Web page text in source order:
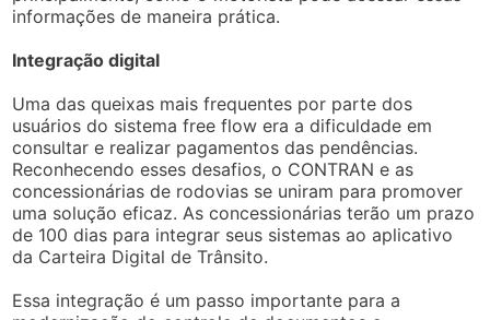
informações de maneira prática.
Integração digital
Uma das queixas mais frequentes por parte dos
usuários do sistema free flow era a dificuldade em
consultar e realizar pagamentos das pendências.
Reconhecendo esses desafios, o CONTRAN e as
concessionárias de rodovias se uniram para promover
uma solução eficaz. As concessionárias terão um prazo
de 100 dias para integrar seus sistemas ao aplicativo
da Carteira Digital de Trânsito.
Essa integração é um passo importante para a